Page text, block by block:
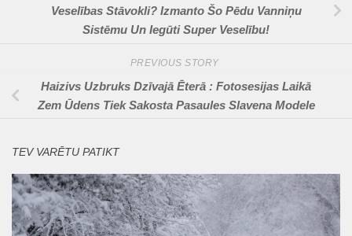
Veselības Stāvokli? Izmanto Šo Pēdu Vanniņu
Sistēmu Un Iegūti Super Veselību!
PREVIOUS STORY
Haizivs Uzbruks Dzīvajā Ēterā : Fotosesijas Laikā
Zem Ūdens Tiek Sakosta Pasaules Slavena Modele
TEV VARĒTU PATIKT